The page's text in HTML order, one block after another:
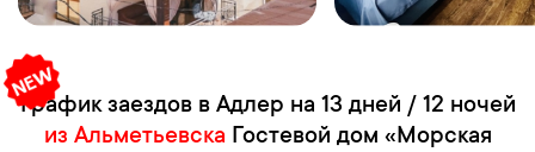
График заездов в Адлер на 13 дней / 12 ночей
из Альметьевска Гостевой дом «Морская